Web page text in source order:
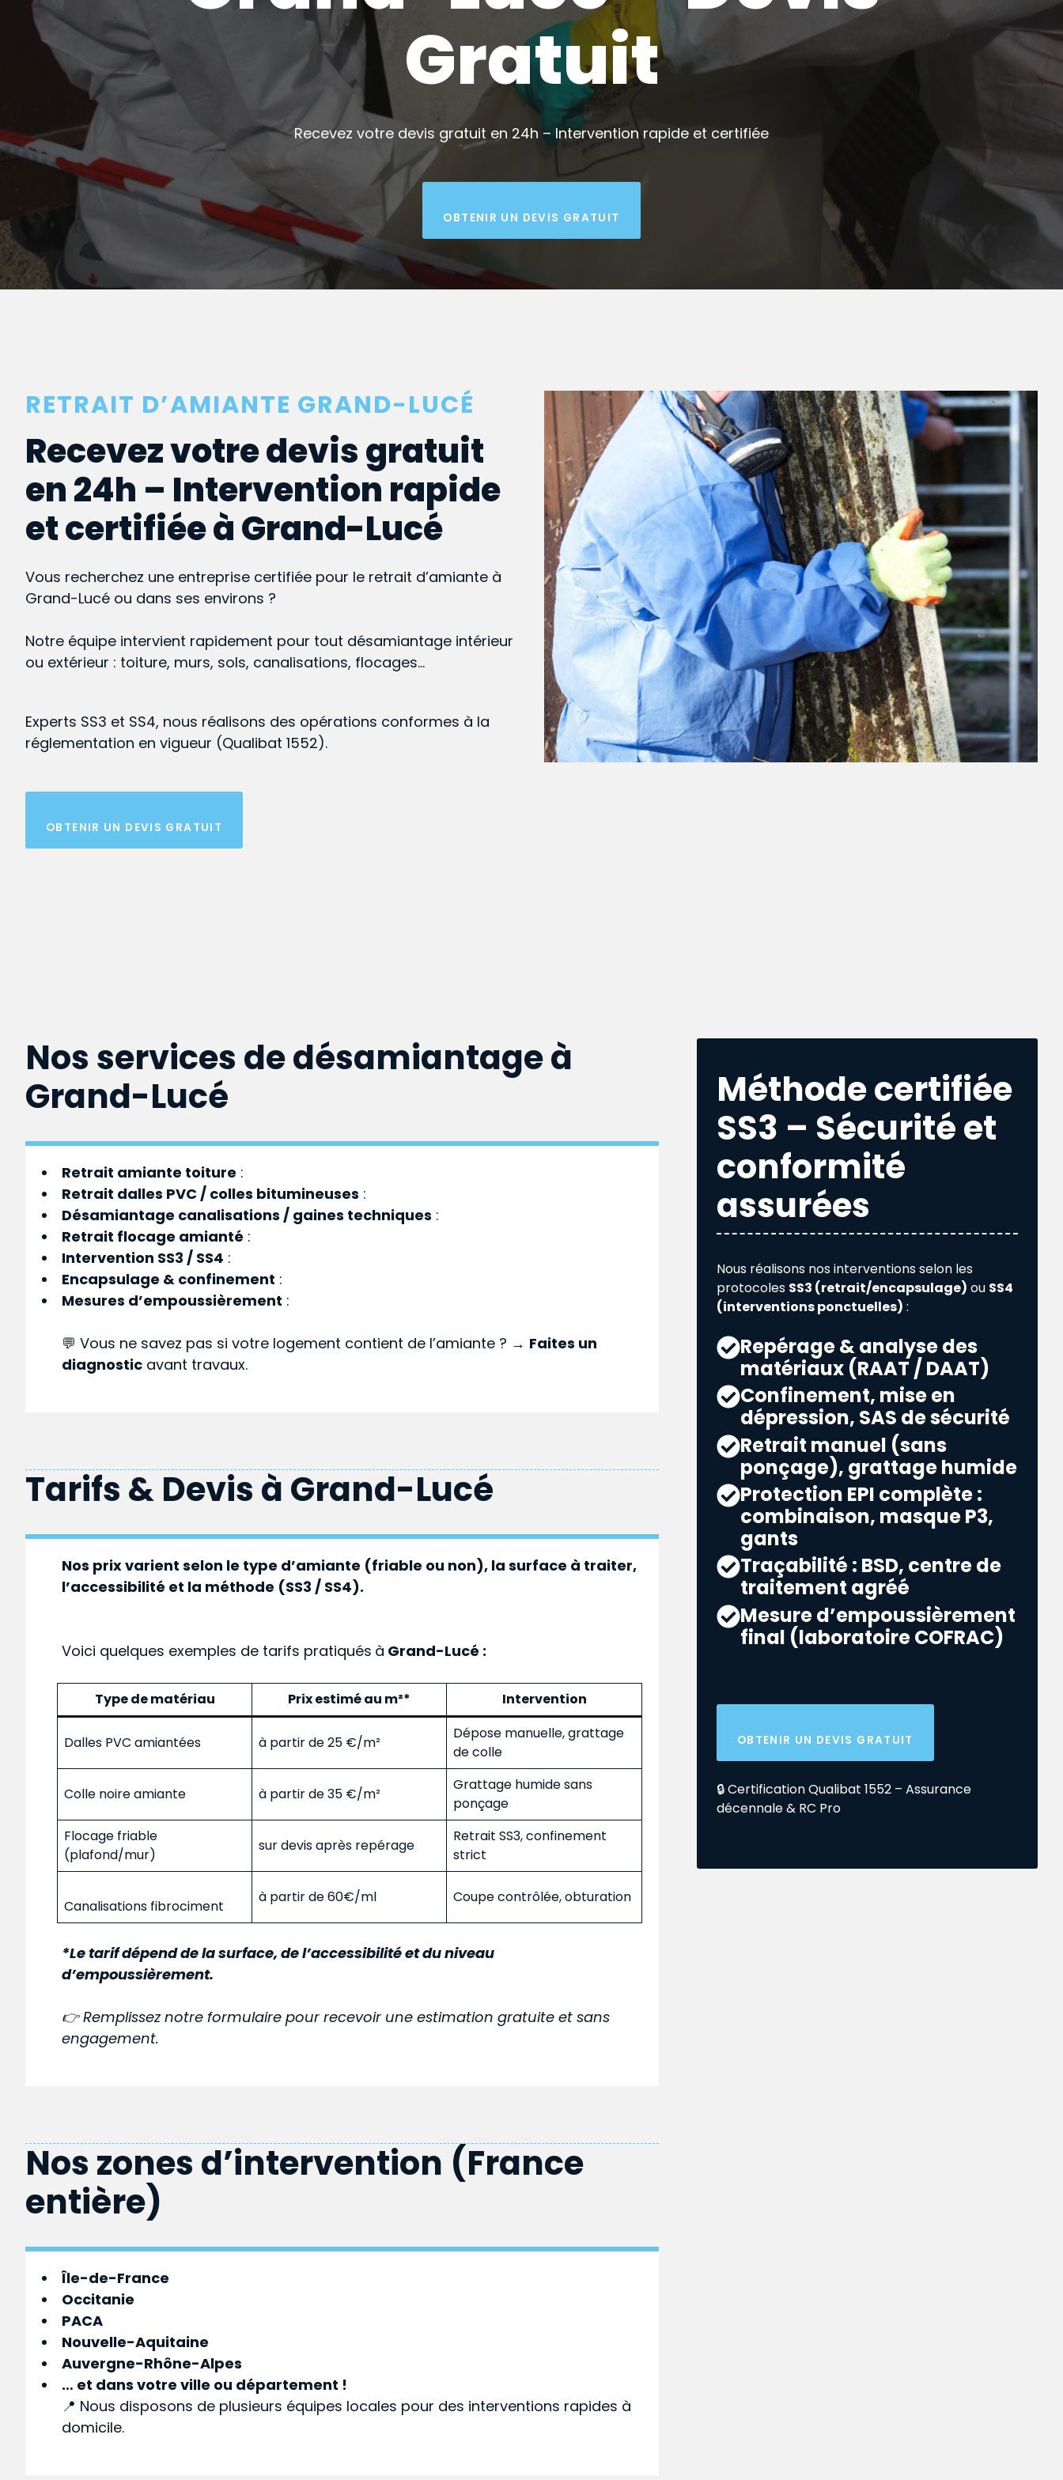
Gratuit
Recevez votre devis gratuit en 24h – Intervention rapide et certifiée
OBTENIR UN DEVIS GRATUIT
RETRAIT D’AMIANTE GRAND-LUCÉ
Recevez votre devis gratuit
en 24h – Intervention rapide
et certifiée à Grand-Lucé
Vous recherchez une entreprise certifiée pour le retrait d’amiante à
Grand-Lucé ou dans ses environs ?
Notre équipe intervient rapidement pour tout désamiantage intérieur
ou extérieur : toiture, murs, sols, canalisations, flocages…
Experts SS3 et SS4, nous réalisons des opérations conformes à la
réglementation en vigueur (Qualibat 1552).
OBTENIR UN DEVIS GRATUIT
Nos services de désamiantage à
Grand-Lucé
Retrait amiante toiture :
Retrait dalles PVC / colles bitumineuses :
Désamiantage canalisations / gaines techniques :
Retrait flocage amianté :
Intervention SS3 / SS4 :
Encapsulage & confinement :
Mesures d’empoussièrement :
💬 Vous ne savez pas si votre logement contient de l’amiante ? → Faites un
diagnostic avant travaux.
Tarifs & Devis à Grand-Lucé
Nos prix varient selon le type d’amiante (friable ou non), la surface à traiter,
l’accessibilité et la méthode (SS3 / SS4).
Voici quelques exemples de tarifs pratiqués à Grand-Lucé :
Type de matériau Prix estimé au m²* Intervention
Dalles PVC amiantées à partir de 25 €/m²
Dépose manuelle, grattage
de colle
Colle noire amiante à partir de 35 €/m²
Grattage humide sans
ponçage
Flocage friable
(plafond/mur)
sur devis après repérage
Retrait SS3, confinement
strict
Canalisations fibrociment
à partir de 60€/ml Coupe contrôlée, obturation
*Le tarif dépend de la surface, de l’accessibilité et du niveau
d’empoussièrement.
👉 Remplissez notre formulaire pour recevoir une estimation gratuite et sans
engagement.
Nos zones d’intervention (France
entière)
Île-de-France
Occitanie
PACA
Nouvelle-Aquitaine
Auvergne-Rhône-Alpes
… et dans votreville ou département !
📍 Nous disposons de plusieurs équipes locales pour des interventions rapides à
domicile.
Méthode certifiée
SS3 – Sécurité et
conformité
assurées
Nous réalisons nos interventions selon les
protocoles SS3 (retrait/encapsulage) ou SS4
(interventions ponctuelles) :
Repérage & analyse des
matériaux (RAAT / DAAT)
Confinement, mise en
dépression, SAS de sécurité
Retrait manuel (sans
ponçage), grattage humide
Protection EPI complète :
combinaison, masque P3,
gants
Traçabilité : BSD, centre de
traitement agréé
Mesure d’empoussièrement
final (laboratoire COFRAC)
OBTENIR UN DEVIS GRATUIT
🔒 Certification Qualibat 1552 – Assurance
décennale & RC Pro